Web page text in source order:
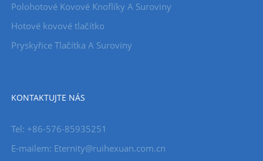
Polohotové Kovové Knoflíky A Suroviny
Hotové kovové tlačítko
Pryskyřice Tlačítka A Suroviny
KONTAKTUJTE NÁS
Tel: +86-576-85935251
E-mailem: Eternity@ruihexuan.com.cn